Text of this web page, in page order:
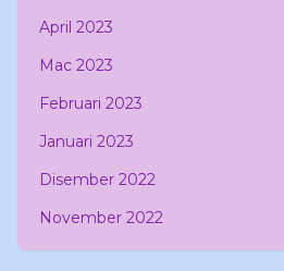
April 2023
Mac 2023
Februari 2023
Januari 2023
Disember 2022
November 2022